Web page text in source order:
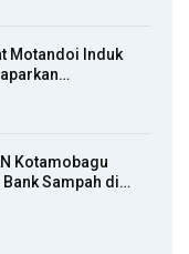
Motandoi Induk
Kotamobagu
Bank Sampah di…